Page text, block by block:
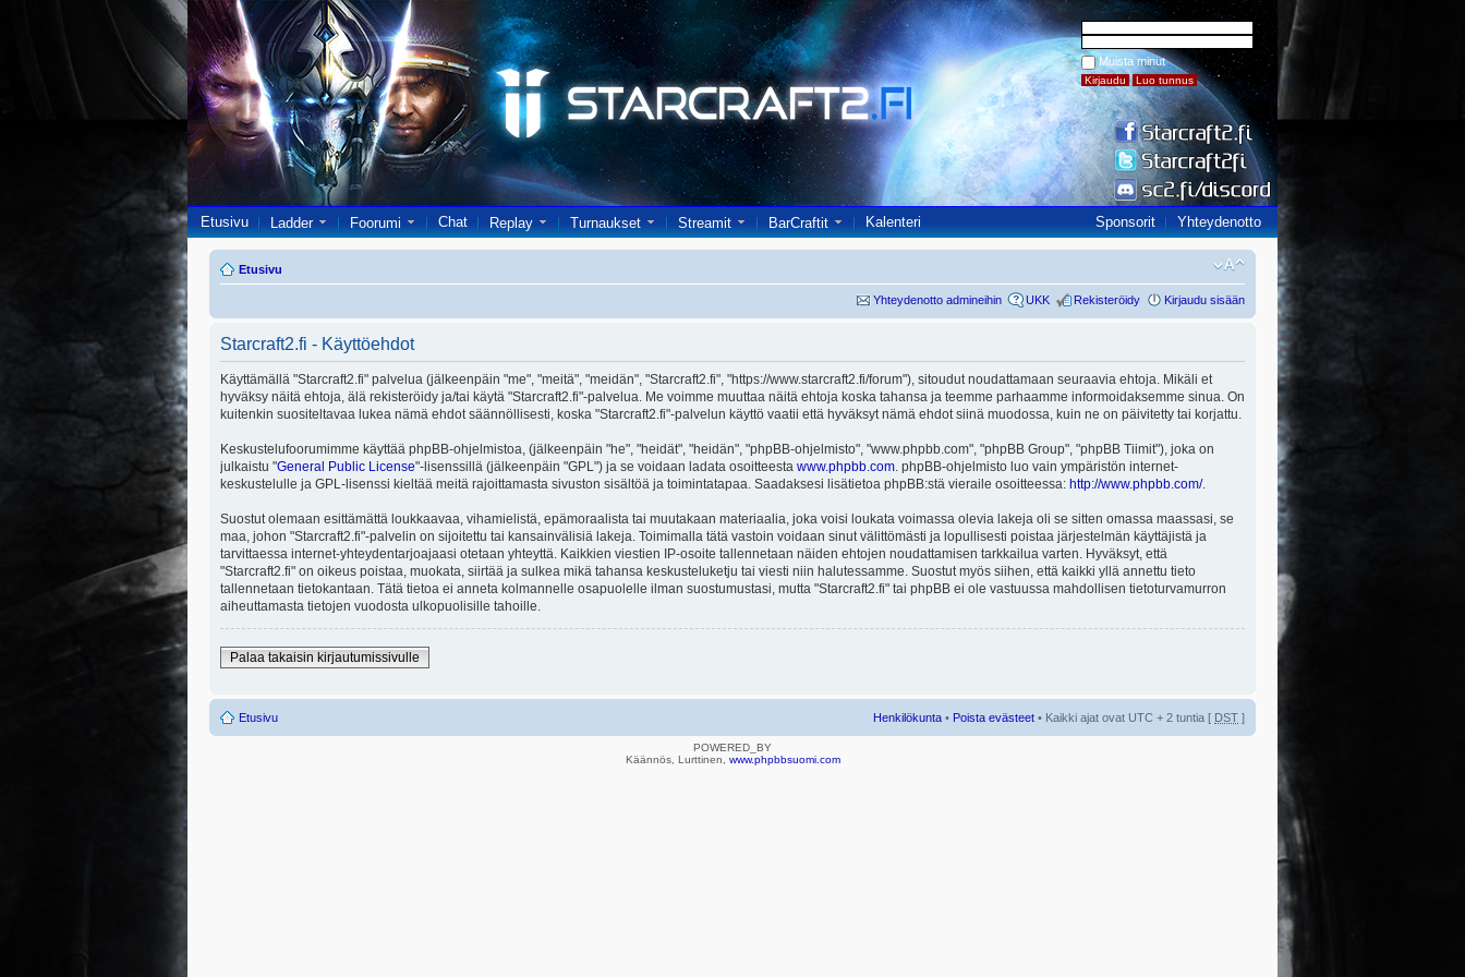
Muista minut
Etusivu Ladder Foorumi Chat Replay Turnaukset Streamit BarCraftit Kalenteri Sponsorit Yhteydenotto
Etusivu
Yhteydenotto admineihin UKK Rekisteröidy Kirjaudu sisään
Starcraft2.fi - Käyttöehdot
Käyttämällä "Starcraft2.fi" palvelua (jälkeenpäin "me", "meitä", "meidän", "Starcraft2.fi", "https://www.starcraft2.fi/forum"), sitoudut noudattamaan seuraavia ehtoja. Mikäli et
hyväksy näitä ehtoja, älä rekisteröidy ja/tai käytä "Starcraft2.fi"-palvelua. Me voimme muuttaa näitä ehtoja koska tahansa ja teemme parhaamme informoidaksemme sinua. On
kuitenkin suositeltavaa lukea nämä ehdot säännöllisesti, koska "Starcraft2.fi"-palvelun käyttö vaatii että hyväksyt nämä ehdot siinä muodossa, kuin ne on päivitetty tai korjattu.
Keskustelufoorumimme käyttää phpBB-ohjelmistoa, (jälkeenpäin "he", "heidät", "heidän", "phpBB-ohjelmisto", "www.phpbb.com", "phpBB Group", "phpBB Tiimit"), joka on
julkaistu "General Public License"-lisenssillä (jälkeenpäin "GPL") ja se voidaan ladata osoitteesta www.phpbb.com. phpBB-ohjelmisto luo vain ympäristön internet-
keskustelulle ja GPL-lisenssi kieltää meitä rajoittamasta sivuston sisältöä ja toimintatapaa. Saadaksesi lisätietoa phpBB:stä vieraile osoitteessa: http://www.phpbb.com/.
Suostut olemaan esittämättä loukkaavaa, vihamielistä, epämoraalista tai muutakaan materiaalia, joka voisi loukata voimassa olevia lakeja oli se sitten omassa maassasi, se
maa, johon "Starcraft2.fi"-palvelin on sijoitettu tai kansainvälisiä lakeja. Toimimalla tätä vastoin voidaan sinut välittömästi ja lopullisesti poistaa järjestelmän käyttäjistä ja
tarvittaessa internet-yhteydentarjoajaasi otetaan yhteyttä. Kaikkien viestien IP-osoite tallennetaan näiden ehtojen noudattamisen tarkkailua varten. Hyväksyt, että
"Starcraft2.fi" on oikeus poistaa, muokata, siirtää ja sulkea mikä tahansa keskusteluketju tai viesti niin halutessamme. Suostut myös siihen, että kaikki yllä annettu tieto
tallennetaan tietokantaan. Tätä tietoa ei anneta kolmannelle osapuolelle ilman suostumustasi, mutta "Starcraft2.fi" tai phpBB ei ole vastuussa mahdollisen tietoturvamurron
aiheuttamasta tietojen vuodosta ulkopuolisille tahoille.
Palaa takaisin kirjautumissivulle
Etusivu Henkilökunta • Poista evästeet • Kaikki ajat ovat UTC + 2 tuntia [ DST ]
POWERED_BY
Käännös, Lurttinen, www.phpbbsuomi.com